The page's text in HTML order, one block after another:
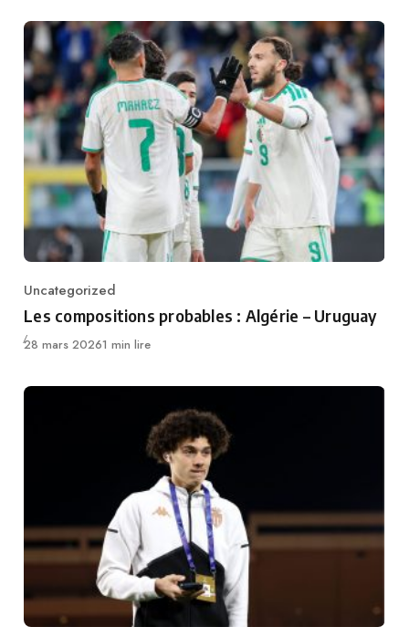
Category
Uncategorized
Les compositions probables : Algérie – Uruguay
Publié
28 mars 20261 min lire